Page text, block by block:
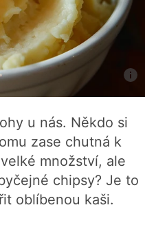
u nás. Někdo si
zase chutná k
množství, ale
chipsy? Je to
oblíbenou kaši.